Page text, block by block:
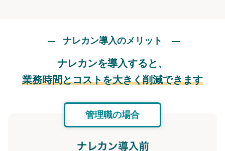
ナレカン導入のメリット
ナレカンを導入すると、
業務時間とコストを大きく削減できます
管理職の場合